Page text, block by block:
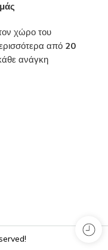
χώρο του
από 20
ανάγκη